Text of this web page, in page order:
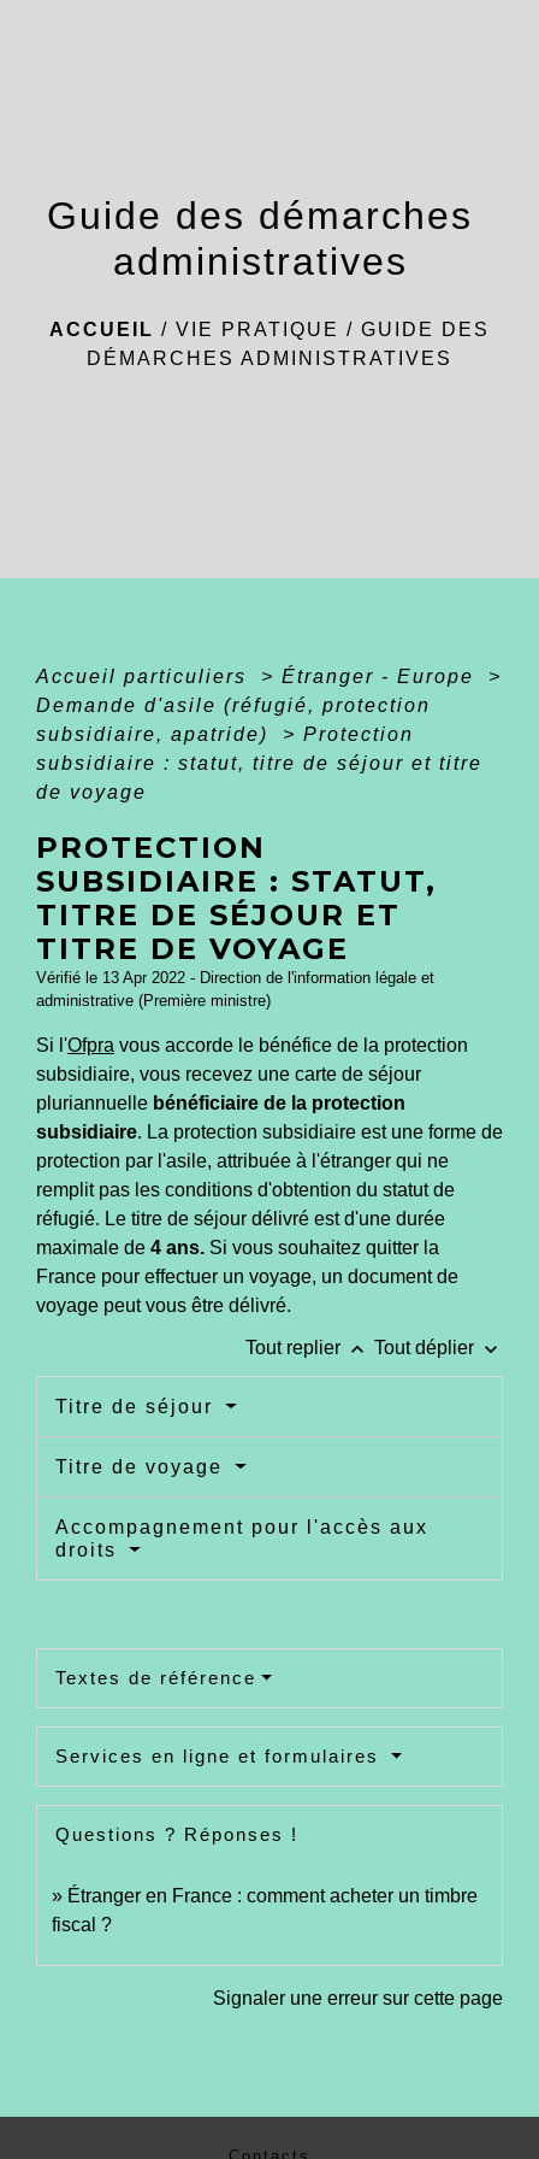
Guide des démarches
administratives
ACCUEIL / VIE PRATIQUE / GUIDE DES
DÉMARCHES ADMINISTRATIVES
Accueil particuliers > Étranger - Europe
>
Demande d'asile (réfugié, protection
subsidiaire, apatride)
> Protection
subsidiaire : statut, titre de séjour et titre
de voyage
PROTECTION
SUBSIDIAIRE : STATUT,
TITRE DE SÉJOUR ET
TITRE DE VOYAGE
Vérifié le 13 Apr 2022 - Direction de l'information légale et
administrative (Première ministre)
Si l'Ofpra vous accorde le bénéfice de la protection
subsidiaire, vous recevez une carte de séjour
pluriannuelle bénéficiaire de la protection
subsidiaire. La protection subsidiaire est une forme de
protection par l'asile, attribuée à l'étranger qui ne
remplit pas les conditions d'obtention du statut de
réfugié. Le titre de séjour délivré est d'une durée
maximale de 4 ans. Si vous souhaitez quitter la
France pour effectuer un voyage, un document de
voyage peut vous être délivré.
Tout replier keyboard_arrow_up Tout déplier keyboard_arrow_down
Titre de séjour
Titre de voyage
Accompagnement pour l'accès aux
droits
Textes de référence
Services en ligne et formulaires
Questions ? Réponses !
Étranger en France : comment acheter un timbre
fiscal ?
Signaler une erreur sur cette page